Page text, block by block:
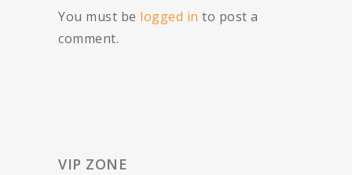
You must be logged in to post a
comment.
VIP ZONE